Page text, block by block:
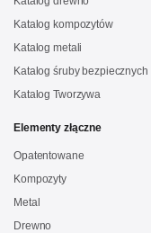
Katalog kompozytów
Katalog metali
Katalog śruby bezpiecznych
Katalog Tworzywa
Elementy złączne
Opatentowane
Kompozyty
Metal
Drewno